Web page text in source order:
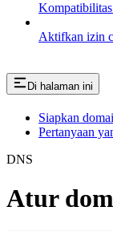
Aktifkan izin
Di halaman ini
Siapkan
Pertanyaan
DNS
Atur